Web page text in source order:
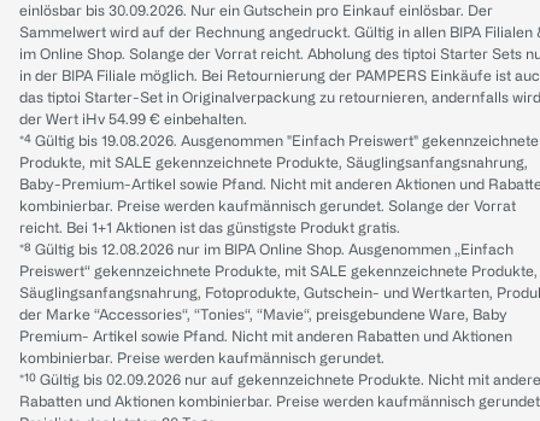
einlösbar bis 30.09.2026. Nur ein Gutschein pro Einkauf einlösbar. Der
Sammelwert wird auf der Rechnung angedruckt. Gültig in allen BIPA Filialen
im Online Shop. Solange der Vorrat reicht. Abholung des tiptoi Starter Sets
in der BIPA Filiale möglich. Bei Retournierung der PAMPERS Einkäufe ist
das tiptoi Starter-Set in Originalverpackung zu retournieren, andernfalls wird
der Wert iHv 54.99 € einbehalten.
*⁴ Gültig bis 19.08.2026. Ausgenommen "Einfach Preiswert" gekennzeichnete
Produkte, mit SALE gekennzeichnete Produkte, Säuglingsanfangsnahrung,
Baby-Premium-Artikel sowie Pfand. Nicht mit anderen Aktionen und
kombinierbar. Preise werden kaufmännisch gerundet. Solange der Vorrat
reicht. Bei 1+1 Aktionen ist das günstigste Produkt gratis.
*⁸ Gültig bis 12.08.2026 nur im BIPA Online Shop. Ausgenommen „Einfach
Preiswert“ gekennzeichnete Produkte, mit SALE gekennzeichnete Produkte,
Säuglingsanfangsnahrung, Fotoprodukte, Gutschein- und Wertkarten,
der Marke “Accessories“, “Tonies“, “Mavie“, preisgebundene Ware, Baby
Premium- Artikel sowie Pfand. Nicht mit anderen Rabatten und Aktionen
kombinierbar. Preise werden kaufmännisch gerundet.
*¹⁰ Gültig bis 02.09.2026 nur auf gekennzeichnete Produkte. Nicht mit
Rabatten und Aktionen kombinierbar. Preise werden kaufmännisch